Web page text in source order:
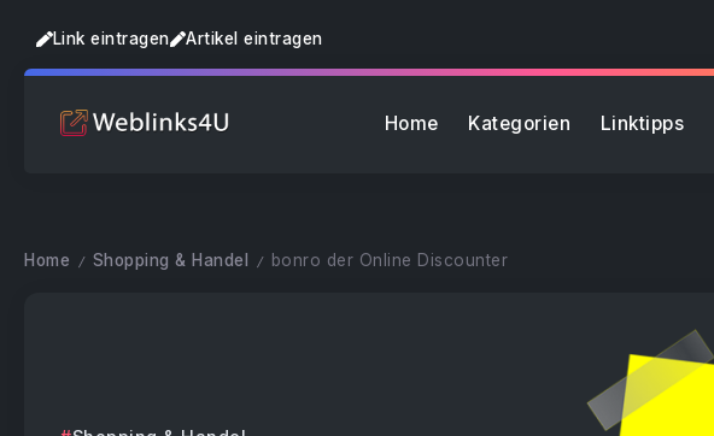
Link eintragen Artikel eintragen
Home Kategorien Linktipps
Home / Shopping & Handel / bonro der Online Discounter